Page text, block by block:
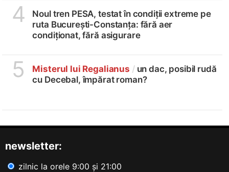
4
Noul tren PESA, testat în condiții extreme pe
ruta București-Constanța: fără aer
condiționat, fără asigurare
5 Misterul lui Regalianus /un dac, posibil rudă
cu Decebal, împărat roman?
newsletter:
zilnic la orele 9:00 și 21:00